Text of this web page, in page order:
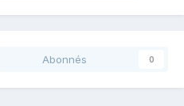
Abonnés 0